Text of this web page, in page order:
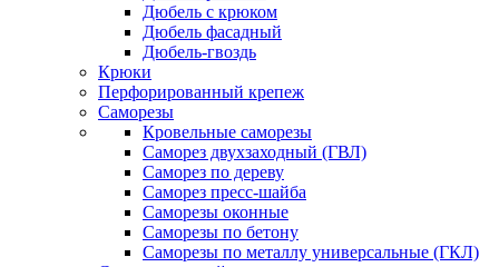
Дюбель с крюком
Дюбель фасадный
Дюбель-гвоздь
Крюки
Перфорированный крепеж
Саморезы
Кровельные саморезы
Саморез двухзаходный (ГВЛ)
Саморез по дереву
Саморез пресс-шайба
Саморезы оконные
Саморезы по бетону
Саморезы по металлу универсальные (ГКЛ)